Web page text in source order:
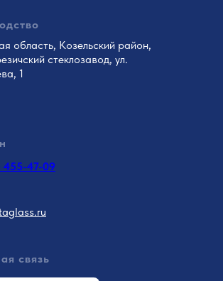
область, Козельский район,
стеклозавод, ул.
1
455-47-09
связь